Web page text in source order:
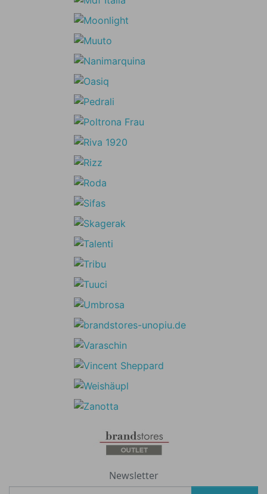
Newsletter